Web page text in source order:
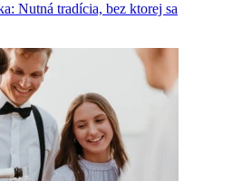
Nutná tradícia, bez ktorej sa